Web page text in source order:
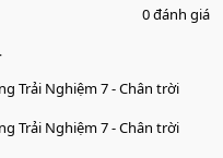
0 đánh giá
Trải Nghiệm 7 - Chân trời
Trải Nghiệm 7 - Chân trời